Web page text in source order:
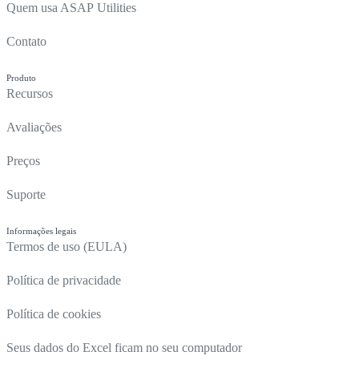
Quem usa ASAP Utilities
Contato
Produto
Recursos
Avaliações
Preços
Suporte
Informações legais
Termos de uso (EULA)
Política de privacidade
Política de cookies
Seus dados do Excel ficam no seu computador